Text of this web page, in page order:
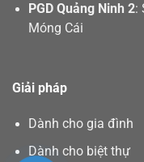
PGD Quảng Ninh 2:
Móng Cái
Giải pháp
Dành cho gia đình
Dành cho biệt thự